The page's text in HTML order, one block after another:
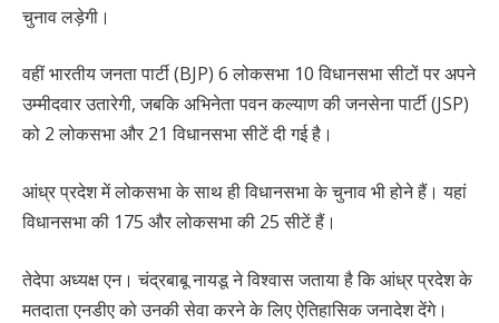
चुनाव लड़ेगी।
वहीं भारतीय जनता पार्टी (BJP) 6 लोकसभा 10 विधानसभा सीटों पर अपने
उम्मीदवार उतारेगी, जबकि अभिनेता पवन कल्याण की जनसेना पार्टी (JSP)
को 2 लोकसभा और 21 विधानसभा सीटें दी गई है।
आंध्र प्रदेश में लोकसभा के साथ ही विधानसभा के चुनाव भी होने हैं। यहां
विधानसभा की 175 और लोकसभा की 25 सीटें हैं।
तेदेपा अध्यक्ष एन। चंद्रबाबू नायडू ने विश्वास जताया है कि आंध्र प्रदेश के
मतदाता एनडीए को उनकी सेवा करने के लिए ऐतिहासिक जनादेश देंगे।